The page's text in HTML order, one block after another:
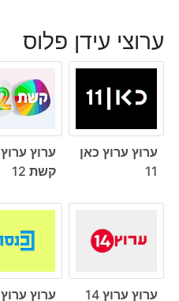
ערוצי עידן פלוס
ערוץ ערוץ כאן
11
ערוץ ערוץ
קשת 12
ערוץ ערוץ 14
ערוץ ערוץ